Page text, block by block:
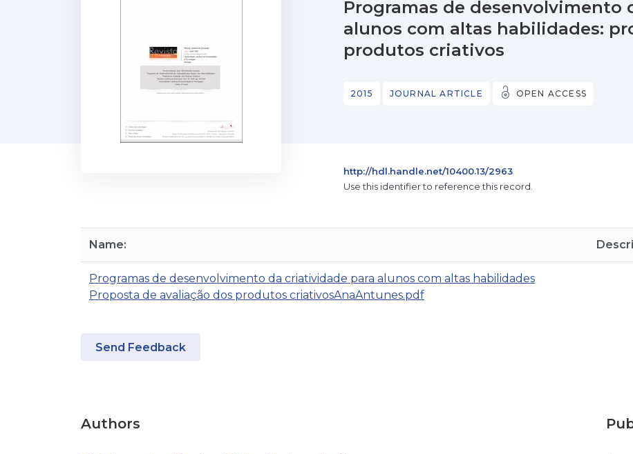
Programas de desenvolvimento
alunos com altas habilidades:
produtos criativos
2015 JOURNAL ARTICLE OPEN ACCESS
http://hdl.handle.net/10400.13/2963
Use this identifier to reference this record.
Name:
Programas de desenvolvimento da criatividade para alunos com altas habilidades
Proposta de avaliação dos produtos criativosAnaAntunes.pdf
Send Feedback
Authors